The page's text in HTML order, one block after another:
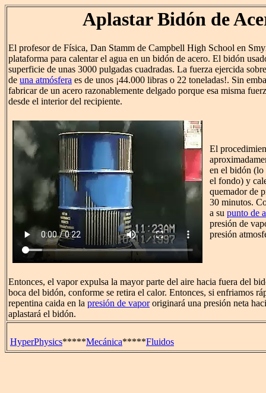
Aplastar Bidón de
El profesor de Física, Dan Stamm de Campbell High School en
plataforma para calentar el agua en un bidón de acero. El bidón
superficie de unas 3000 pulgadas cuadradas. La fuerza ejercida
de una atmósfera es de unos ¡44.000 libras o 22 toneladas!. Sin
fabricar de un acero razonablemente delgado porque esa misma
desde el interior del recipiente.
El
en el bidón (lo
el fondo) y
quemador de
30 minutos.
a su punto de
presión de
presión
Entonces, el vapor expulsa la mayor parte del aire hacia fuera del
boca del bidón, conforme se retira el calor. Entonces, si enfriamos
repentina caida en la presión de vapororiginará una presión neta
aplastará el bidón.
HyperPhysics*****Mecánica*****Fluidos